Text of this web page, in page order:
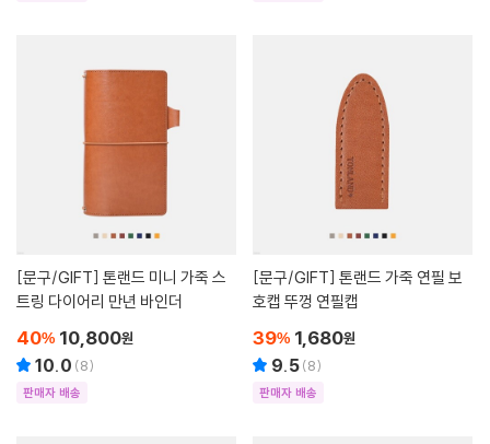
[문구/GIFT]
트링 다이어리 만년 바인더
40% 10,800원
10.0 (8)
판매자 배송
[문구/GIFT]
호캡 뚜껑 연필캡
39% 1,680원
9.5(8)
판매자 배송